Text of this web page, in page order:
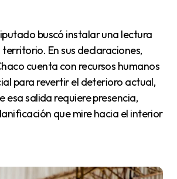
En sus declaraciones,
cuenta con recursos humanos
para revertir el deterioro actual,
esa salida requiere presencia,
que mire hacia el interior